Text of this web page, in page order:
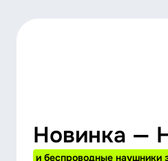
Новинка —
и беспроводные наушники